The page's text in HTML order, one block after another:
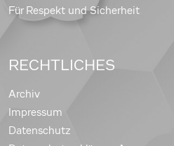
Für Respekt und Sicherheit
RECHTLICHES
Archiv
Impressum
Datenschutz